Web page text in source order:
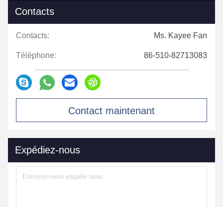
Contacts
Contacts: Ms. Kayee Fan
Téléphone: 86-510-82713083
Contact maintenant
Expédiez-nous